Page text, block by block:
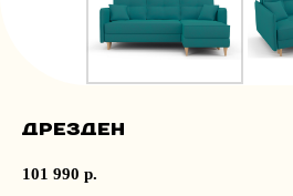
Дрезден
101 990 р.